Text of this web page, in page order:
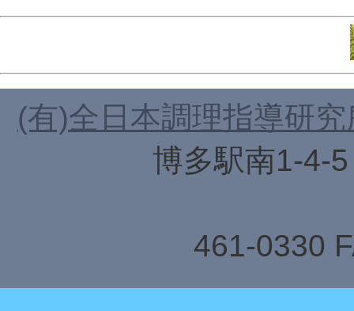
(有)全日本調理指導研究
博多駅南1-4-
461-0330